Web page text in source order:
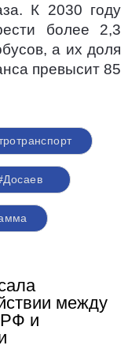
К 2030 году
более 2,3
а их доля
превысит 85
между
и